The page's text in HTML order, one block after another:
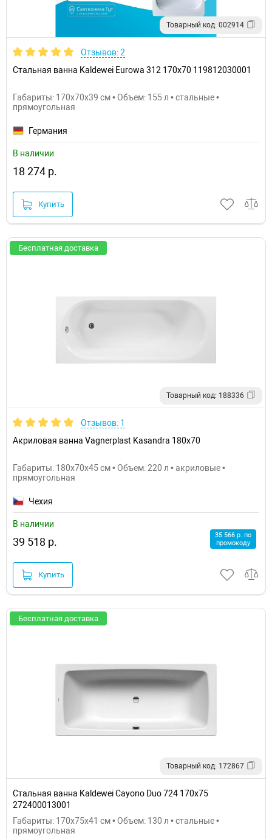
Товарный код: 002914
Отзывов: 2
Стальная ванна Kaldewei Eurowa 312 170x70 119812030001
Габариты: 170x70x39 см • Объем: 155 л • стальные •
прямоугольная
Германия
В наличии
18 274 р.
Купить
Бесплатная доставка
Товарный код: 188336
Отзывов: 1
Акриловая ванна Vagnerplast Kasandra 180x70
Габариты: 180x70x45 см • Объем: 220 л • акриловые •
прямоугольная
Чехия
В наличии
39 518 р.
35 566 р. по
промокоду
Купить
Бесплатная доставка
Товарный код: 172867
Стальная ванна Kaldewei Cayono Duo 724 170x75
272400013001
Габариты: 170x75x41 см • Объем: 130 л • стальные •
прямоугольная